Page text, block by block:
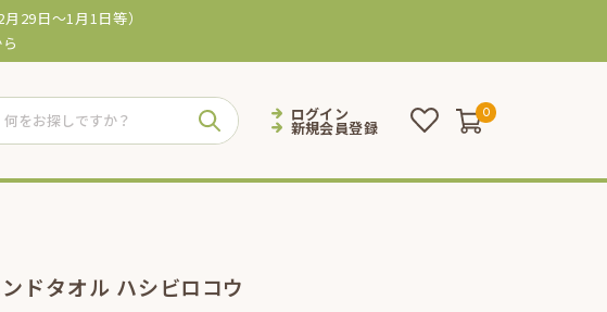
29日～1月1日等）
ログイン
新規会員登録
0
ドタオル ハシビロコウ